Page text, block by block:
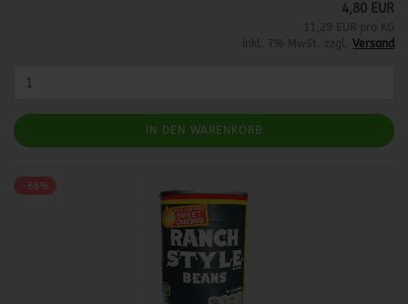
4,80 EUR
11,29 EUR pro KG
inkl. 7% MwSt. zzgl. Versand
IN DEN WARENKORB
-68%